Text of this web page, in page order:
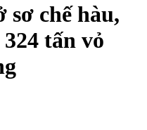
sơ chế hàu,
tấn vỏ